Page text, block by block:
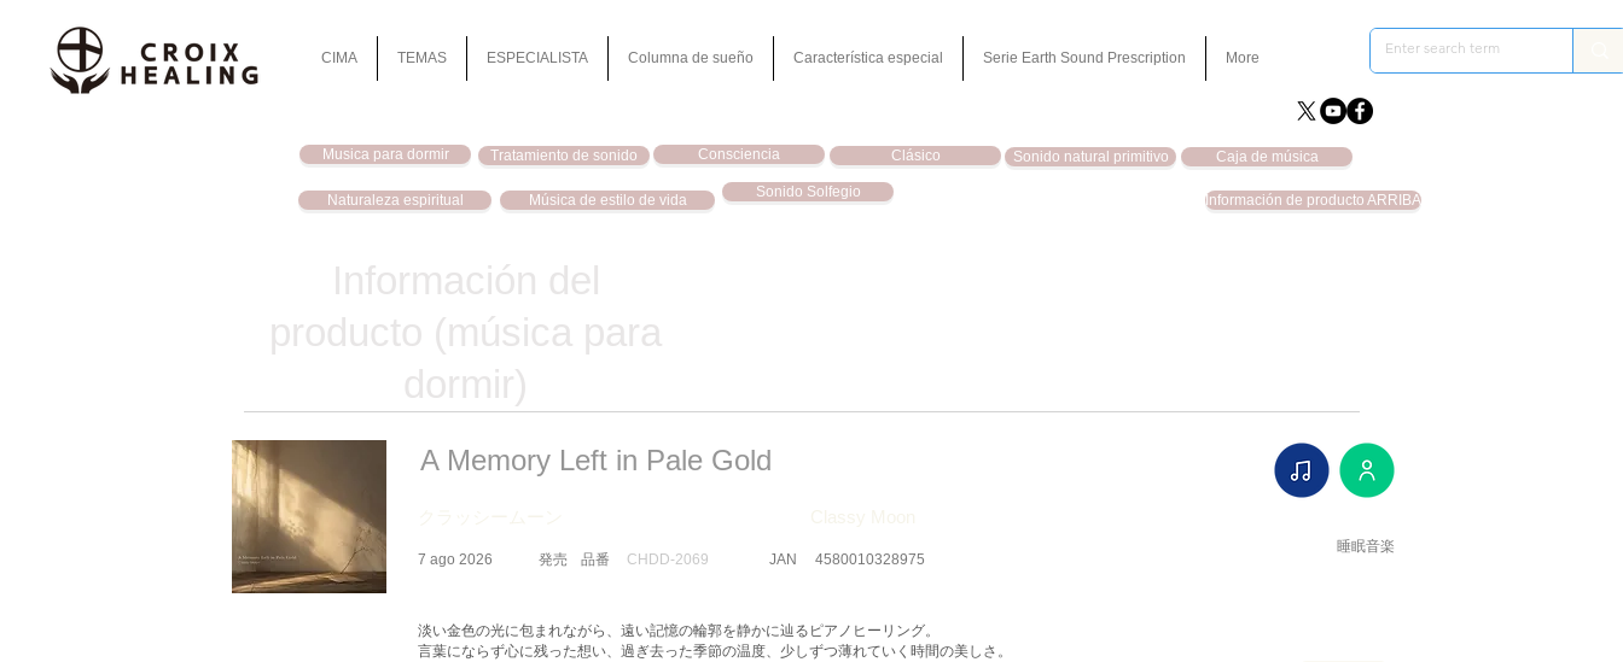
CIMA TEMAS ESPECIALISTA Columna de sueño Característica especial Serie Earth Sound Prescription More
Musica para dormir Tratamiento de sonido Consciencia Clásico Sonido natural primitivo Caja de música
Naturaleza espiritual Música de estilo de vida Información de producto ARRIBA
Sonido Solfegio
Información del
producto (música para
dormir)
A Memory Left in Pale Gold
7 ago 2026 ​発売 品番 CHDD-2069 JAN 4580010328975
睡眠音楽
淡い金色の光に包まれながら、遠い記憶の輪郭を静かに辿るピアノヒーリング。
言葉にならず心に残った想い、過ぎ去った季節の温度、少しずつ薄れていく時間の美しさ。